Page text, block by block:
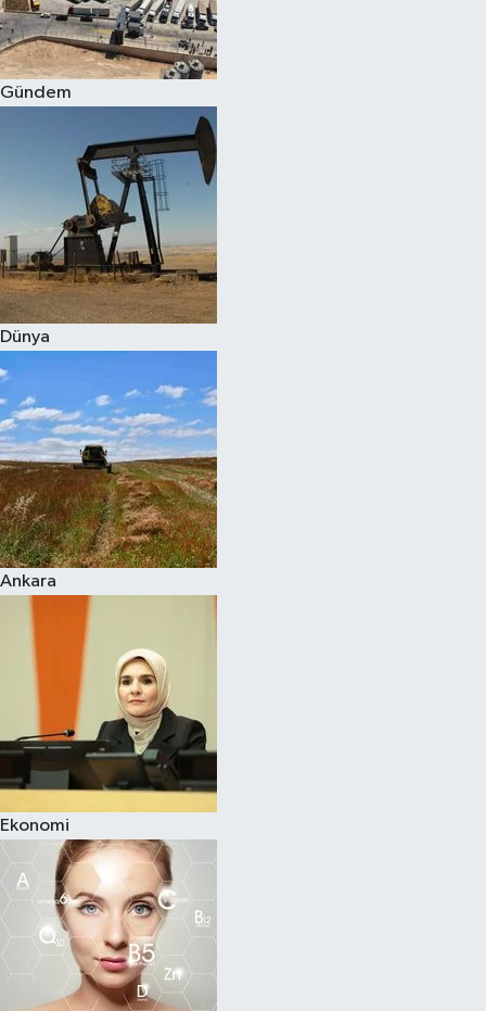
Gündem
Dünya
Ankara
Ekonomi
Spor
Burç Yorumları
Çocuk
Eğitim
Hava Durumu
Kadın
Kültür Sanat
Sağlık
Siyaset
Teknoloji
Televizyon
Yaşam-Çevre